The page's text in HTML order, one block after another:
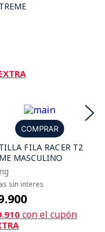
COMPRAR
FILA RACER T2
MASCULINO
sin interes
con el cupón